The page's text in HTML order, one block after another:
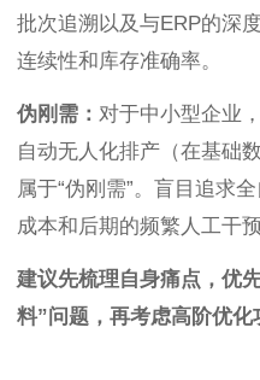
批次追溯以及与ERP的深
连续性和库存准确率。
伪刚需： 对于中小型企业
自动无人化排产（在基础
属于“伪刚需”。盲目追求
成本和后期的频繁人工干预
建议先梳理自身痛点，优
料”问题，再考虑高阶优化